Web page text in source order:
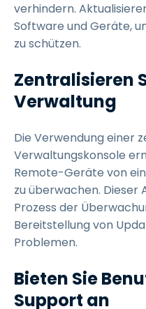
verhindern.
Software und Geräte,
zu schützen.
Zentralisieren
Verwaltung
Die Verwendung einer
Verwaltungskonsole
Remote-Geräte von
zu überwachen.
Prozess der
Bereitstellung von
Problemen.
Bieten Sie
Support an